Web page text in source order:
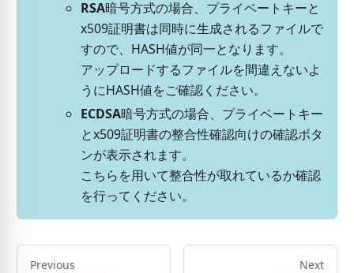
RSA暗号方式の場合、プライベートキーと
x509証明書は同時に生成されるファイルで
すので、HASH値が同一となります。
アップロードするファイルを間違えないよ
うにHASH値をご確認ください。
ECDSA暗号方式の場合、プライベートキー
とx509証明書の整合性確認向けの確認ボタ
ンが表示されます。
こちらを用いて整合性が取れているか確認
を行ってください。
Previous Next